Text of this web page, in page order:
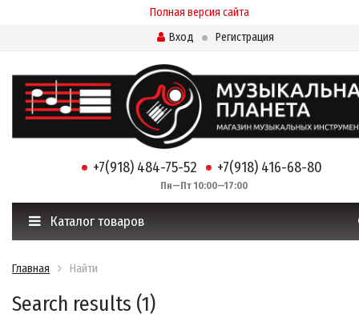
Полная версия сайта
Вход
Регистрация
+7(918) 484-75-52 +7(918) 416-68-80
Пн—Пт 10:00—17:00
Каталог товаров
Главная Найти
Search results (1)